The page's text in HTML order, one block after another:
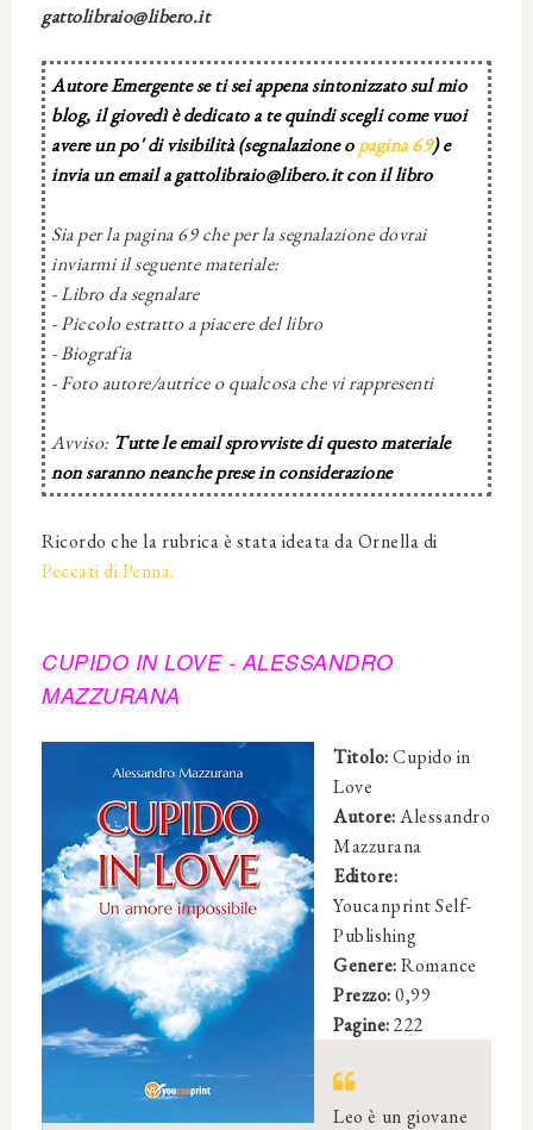
gattolibraio@libero.it
Autore Emergente se ti sei appena sintonizzato sul mio
blog, il giovedì è dedicato a te quindi scegli come vuoi
avere un po' di visibilità (segnalazione opagina 69) e
invia un email a gattolibraio@libero.it con il libro
Sia per la pagina 69 che per la segnalazione dovrai
inviarmi il seguente materiale:
- Libro da segnalare
- Piccolo estratto a piacere del libro
- Biografia
- Foto autore/autrice o qualcosa che vi rappresenti
Avviso: Tutte le email sprovviste di questo materiale
non saranno neanche prese in considerazione
Ricordo che la rubrica è stata ideata da Ornella di
Peccati di Penna.
CUPIDO IN LOVE- ALESSANDRO
MAZZURANA
Titolo:Cupido in
Love
Autore:Alessandro
Mazzurana
Editore:
Youcanprint Self-
Publishing
Genere:Romance
Prezzo:0,99
Pagine:222
Leo è un giovane